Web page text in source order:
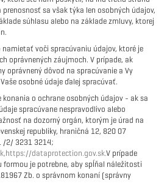
prenosnosť sa však týka len osobných údajov,
súhlasu alebo na základe zmluvy, ktorej
voči spracúvaniu údajov, ktoré je
oprávnených záujmoch. V prípade, ak
oprávnený dôvod na spracúvanie a Vy
osobné údaje ďalej spracúvať.
o ochrane osobných údajov - ak sa
spracúvane nespravodlivo alebo
na dozorný orgán, ktorým je úrad na
republiky, hraničná 12, 820 07
/2/ 3231 3214;
https://dataprotection.gov.sk.V prípade
formou je potrebne, aby spĺňal náležitosti
Zb. o správnom konaní (správny